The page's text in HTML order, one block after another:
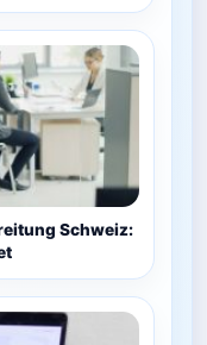
Schweiz: